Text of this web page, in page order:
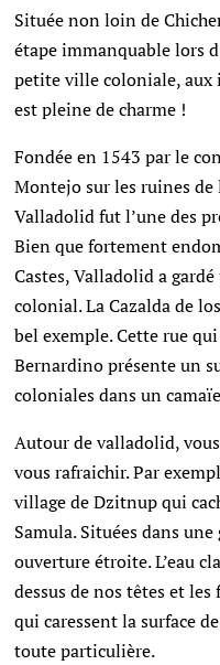
Située non loin de
étape immanquable lors
petite ville coloniale, aux
est pleine de charme !
Fondée en 1543 par le
Montejo sur les ruines de
Valladolid fut l’une des
Bien que fortement
Castes, Valladolid a
colonial. La Cazalda de
bel exemple. Cette rue
Bernardino présente un
coloniales dans un
Autour de valladolid,
vous rafraichir. Par
village de Dzitnup qui
Samula. Situées dans
ouverture étroite. L’eau
dessus de nos têtes et
qui caressent la surface
toute particulière.